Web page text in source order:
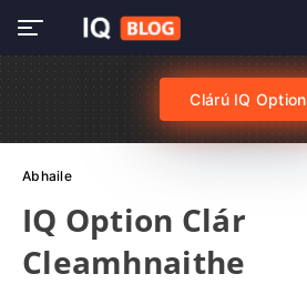
Clárú IQ Option
Abhaile
IQ Option Clár
Cleamhnaithe